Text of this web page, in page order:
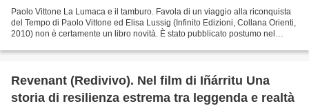
Paolo Vittone La Lumaca e il tamburo. Favola di un viaggio alla riconquista
del Tempo di Paolo Vittone ed Elisa Lussig (Infinito Edizioni, Collana Orienti,
2010) non è certamente un libro novità. È stato pubblicato postumo nel
Revenant (Redivivo). Nel film di Iñárritu Una
storia di resilienza estrema tra leggenda e realtà